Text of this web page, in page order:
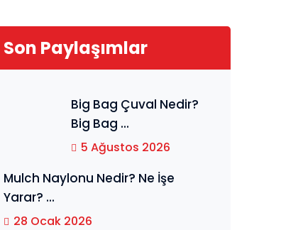
Son Paylaşımlar
Big Bag Çuval Nedir?
Big Bag ...
5 Ağustos 2026
Mulch Naylonu Nedir? Ne İşe
Yarar? ...
28 Ocak 2026